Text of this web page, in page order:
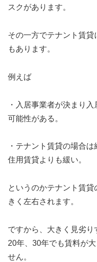
スクがあります。
その一方でテナント賃貸
もあります。
例えば
・入居事業者が決まり
可能性がある。
・テナント賃貸の場合
住用賃貸よりも緩い。
というのかテナント賃
きく左右されます。
ですから、大きく見劣
20年、30年でも賃料が
せん。